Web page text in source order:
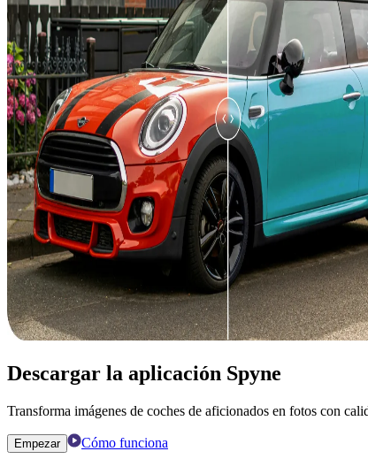
Descargar la aplicación Spyne
Transforma imágenes de coches de aficionados en fotos con
Empezar Cómo funciona